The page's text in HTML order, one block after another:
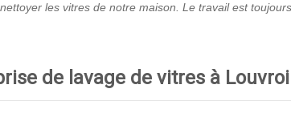
les vitres de notre maison. Le travail est
de lavage de vitres à Louvroil